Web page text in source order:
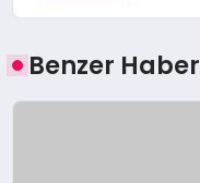
Benzer